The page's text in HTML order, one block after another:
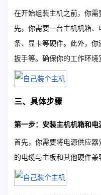
在开始组装主机之前，你
先，你需要一台主机机箱
条、显卡等硬件。此外，你
扳手等。确保你的工作环境
三、具体步骤
第一步：安装主机机箱和电
首先，你需要将电源供应
的电缆与主板和其他硬件兼